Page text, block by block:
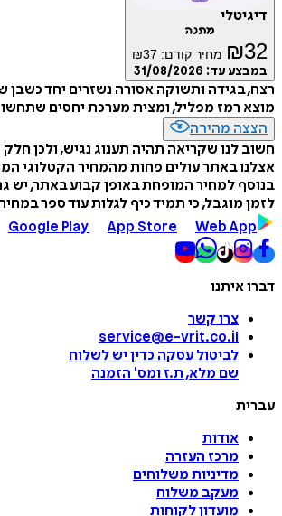
דיגיטלי
מתנה
₪32 מחיר קודם: ₪37
במבצע עד: 31/08/2026
רצח, בגידה ותשוקה אסורה נשזרים יחד
מוצא רמז מפליל, ומצית מערכת יחסים
הצצה מהירה
חשוב לנו שקריאה תהיה תענוג נגיש, ולכן
אצלנו באתר עולים פחות מהמחיר הקטלוגי
בנוסף למחיר המופחת באופן קבוע באתר, יש
לזמן מוגבל, כי תמיד כיף לגלות עוד ספר
Google Play
App Store Web App
דברו איתנו
צרו קשר
service@e-vrit.co.il
לביטול עסקה כדין יש לשלוח
שם מלא, ת.ז ומס' הזמנה
עברית
אודות
מרכז העזרה
מדיניות משלוחים
מעקב משלוח
מועדון לקוחות